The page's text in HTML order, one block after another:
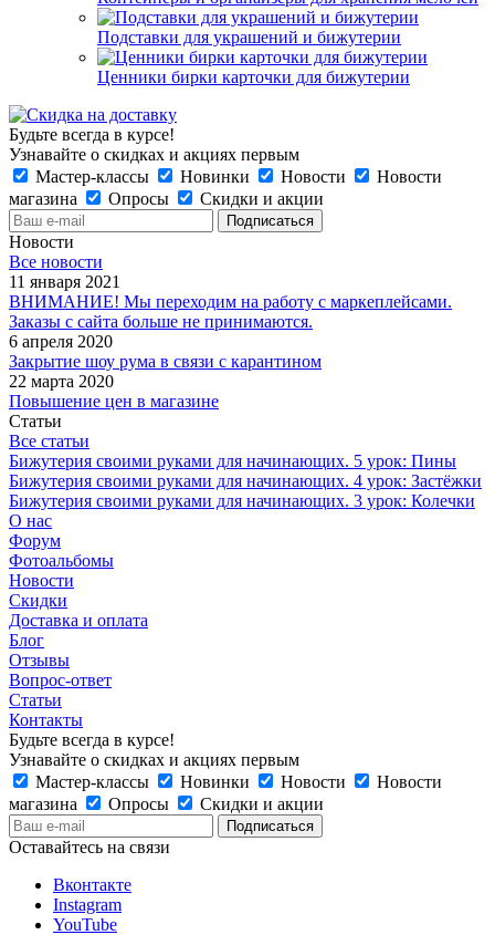
Подставки для украшений и бижутерии
Ценники бирки карточки для бижутерии
Будьте всегда в курсе!
Узнавайте о скидках и акциях первым
Мастер-классы
Новинки Новости
Новости
магазина
Опросы Скидки и акции
Новости
Все новости
11 января 2021
ВНИМАНИЕ! Мы переходим на работу с маркеплейсами.
Заказы с сайта больше не принимаются.
6 апреля 2020
Закрытие шоу рума в связи с карантином
22 марта 2020
Повышение цен в магазине
Статьи
Все статьи
Бижутерия своими руками для начинающих. 5 урок: Пины
Бижутерия своими руками для начинающих. 4 урок: Застёжки
Бижутерия своими руками для начинающих. 3 урок: Колечки
О нас
Форум
Фотоальбомы
Новости
Скидки
Доставка и оплата
Блог
Отзывы
Вопрос-ответ
Статьи
Контакты
Будьте всегда в курсе!
Узнавайте о скидках и акциях первым
Мастер-классы
Новинки Новости
Новости
магазина
Опросы Скидки и акции
Оставайтесь на связи
Вконтакте
Instagram
YouTube